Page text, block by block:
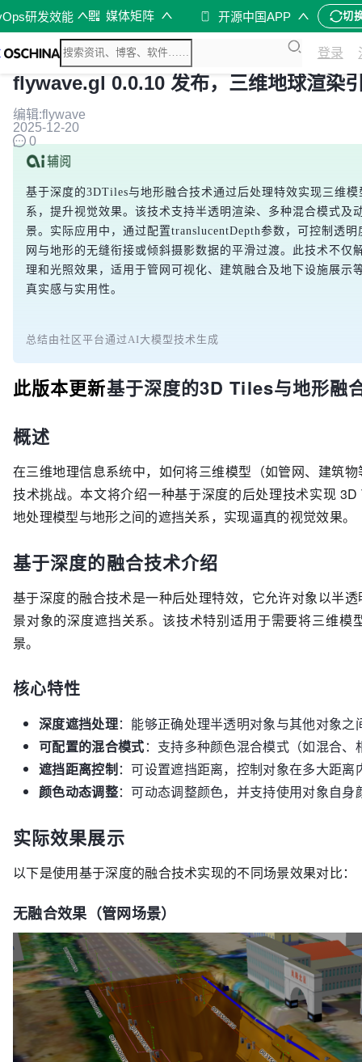
研发效能 媒体矩阵 开源中国APP 切
登录
flywave.gl 0.0.10 发布，三维地球渲染
编辑:flywave
2025-12-20
0
基于深度的3DTiles与地形融合技术通过后处理特效实现三维
系，提升视觉效果。该技术支持半透明渲染、多种混合模式及
景。实际应用中，通过配置translucentDepth参数，可控制透
网与地形的无缝衔接或倾斜摄影数据的平滑过渡。此技术不仅
理和光照效果，适用于管网可视化、建筑融合及地下设施展示
真实感与实用性。
总结由社区平台通过AI大模型技术生成
此版本更新基于深度的3D Tiles与地形融
概述
在三维地理信息系统中，如何将三维模型（如管网、建筑
技术挑战。本文将介绍一种基于深度的后处理技术实现
地处理模型与地形之间的遮挡关系，实现逼真的视觉效果。
基于深度的融合技术介绍
基于深度的融合技术是一种后处理特效，它允许对象以半
景对象的深度遮挡关系。该技术特别适用于需要将三维模
景。
核心特性
深度遮挡处理：能够正确处理半透明对象与其他对象之
可配置的混合模式：支持多种颜色混合模式（如混合
遮挡距离控制：可设置遮挡距离，控制对象在多大距离
颜色动态调整：可动态调整颜色，并支持使用对象自身
实际效果展示
以下是使用基于深度的融合技术实现的不同场景效果对比：
无融合效果（管网场景）